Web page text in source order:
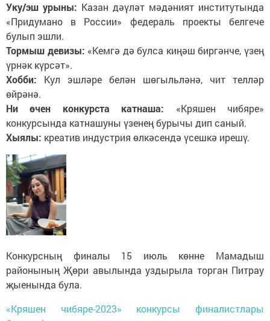
Уку/эш урыны: Казан дәүләт мәдәният институтында
«Придумано в России» федераль проекты белгече
булып эшли.
Тормыш девизы: «Кемгә дә булса киңәш биргәнче, үзең
үрнәк күрсәт».
Хобби: Кул эшләре белән шөгыльләнә, чит телләр
өйрәнә.
Ни өчен конкурста катнаша: «Кряшен чибяре»
конкурсында катнашуны үзенең бурычы дип саный.
Хыялы: креатив индустрия өлкәсендә үсешкә ирешү.
Конкурсның финалы 15 июль көнне Мамадыш
районының Җөри авылында уздырыла торган Питрау
җыенында була.
«Кряшен чибяре-2023» конкурсы финалистлары